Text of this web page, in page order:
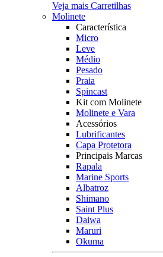
Veja mais Carretilhas
Molinete
Característica
Micro
Leve
Médio
Pesado
Praia
Spincast
Kit com Molinete
Molinete e Vara
Acessórios
Lubrificantes
Capa Protetora
Principais Marcas
Rapala
Marine Sports
Albatroz
Shimano
Saint Plus
Daiwa
Maruri
Okuma